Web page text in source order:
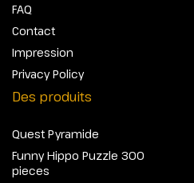
FAQ
Contact
Impression
Privacy Policy
Des produits
Quest Pyramide
Funny Hippo Puzzle 300
pieces